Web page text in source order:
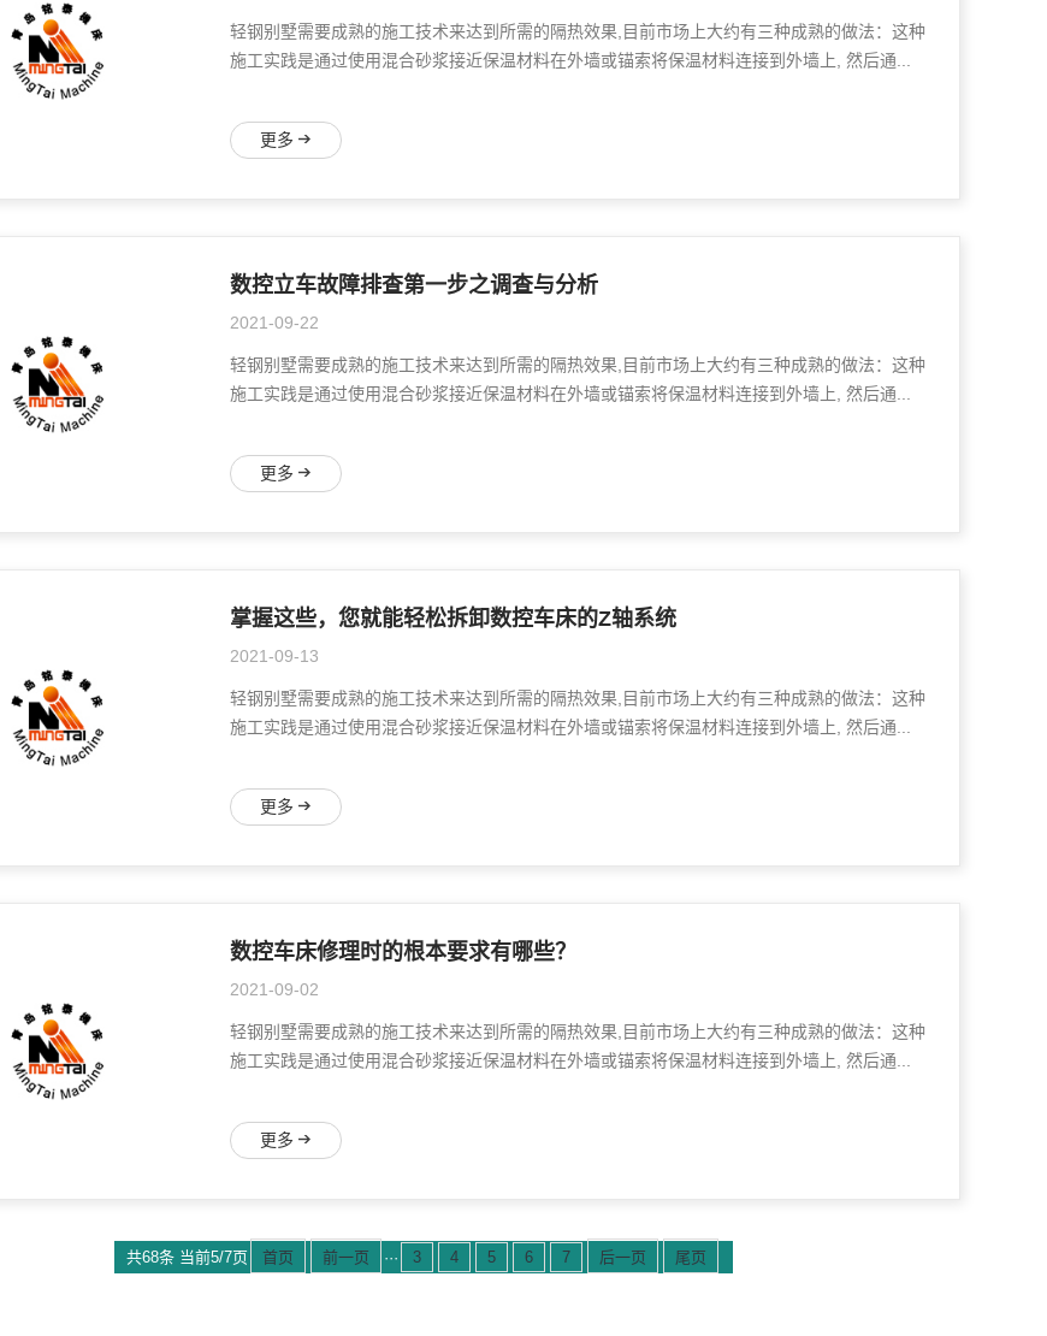
轻钢别墅需要成熟的施工技术来达到所需的隔热效果,目前市场上大约有三种成熟的做法：这种
施工实践是通过使用混合砂浆接近保温材料在外墙或锚索将保温材料连接到外墙上, 然后通...
更多
数控立车故障排查第一步之调查与分析
2021-09-22
轻钢别墅需要成熟的施工技术来达到所需的隔热效果,目前市场上大约有三种成熟的做法：这种
施工实践是通过使用混合砂浆接近保温材料在外墙或锚索将保温材料连接到外墙上, 然后通...
更多
掌握这些，您就能轻松拆卸数控车床的Z轴系统
2021-09-13
轻钢别墅需要成熟的施工技术来达到所需的隔热效果,目前市场上大约有三种成熟的做法：这种
施工实践是通过使用混合砂浆接近保温材料在外墙或锚索将保温材料连接到外墙上, 然后通...
更多
数控车床修理时的根本要求有哪些？
2021-09-02
轻钢别墅需要成熟的施工技术来达到所需的隔热效果,目前市场上大约有三种成熟的做法：这种
施工实践是通过使用混合砂浆接近保温材料在外墙或锚索将保温材料连接到外墙上, 然后通...
更多
共68条 当前5/7页 首页 前一页 ··· 3 4 5 6 7 后一页 尾页